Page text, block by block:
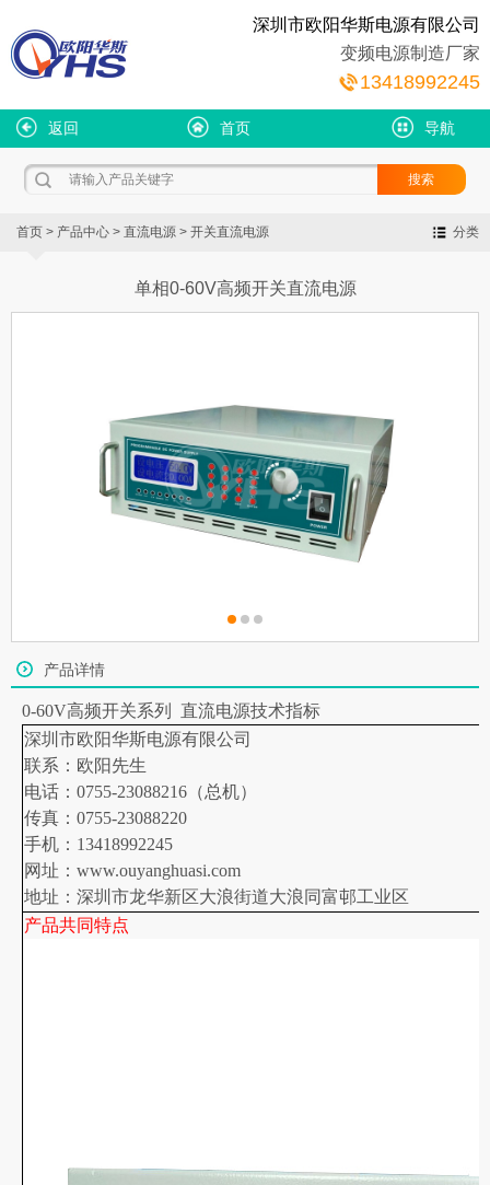
深圳市欧阳华斯电源有限公司
变频电源制造厂家
13418992245
返回 首页 导航
分类
首页 > 产品中心 > 直流电源 > 开关直流电源
单相0-60V高频开关直流电源
产品详情
0-60V高频开关系列
直流电源技术指标
深圳市欧阳华斯电源有限公司
联系：欧阳先生
电话：0755-23088216（总机）
传真：0755-23088220
手机：13418992245
网址：www.ouyanghuasi.com
地址：深圳市龙华新区大浪街道大浪同富邨工业区
产品共同特点